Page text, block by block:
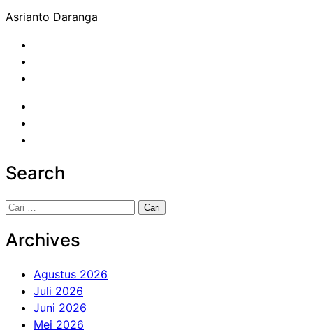
Asrianto Daranga
Search
Cari
Archives
Agustus 2026
Juli 2026
Juni 2026
Mei 2026